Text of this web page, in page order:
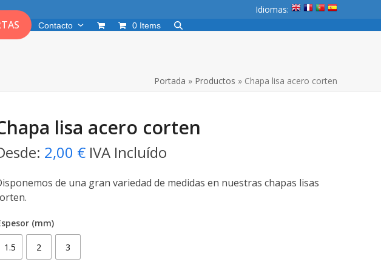
Idiomas:
Contacto 0 Items
Portada » Productos » Chapa lisa acero corten
lisa acero corten
2,00 € IVA Incluído
de una gran variedad de medidas en nuestras chapas lisas
(mm)
1.5 2 3